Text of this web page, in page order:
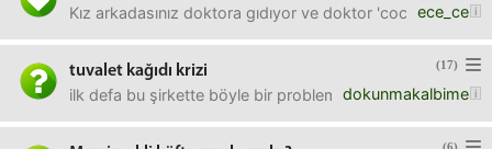
ece_ce
Kız arkadasınız doktora gıdıyor ve doktor 'cocuk sahıbı
(17)
tuvalet kağıdı krizi
dokunmakalbime
ilk defa bu şirkette böyle bir problemle karşılaşıyorum.